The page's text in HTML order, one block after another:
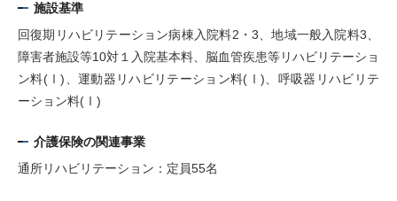
施設基準
回復期リハビリテーション病棟入院料2・3、地域一般入院料3、
障害者施設等10対１入院基本料、脳血管疾患等リハビリテーショ
ン料(Ⅰ)、運動器リハビリテーション料(Ⅰ)、呼吸器リハビリテ
ーション料(Ⅰ)
介護保険の関連事業
通所リハビリテーション：定員55名